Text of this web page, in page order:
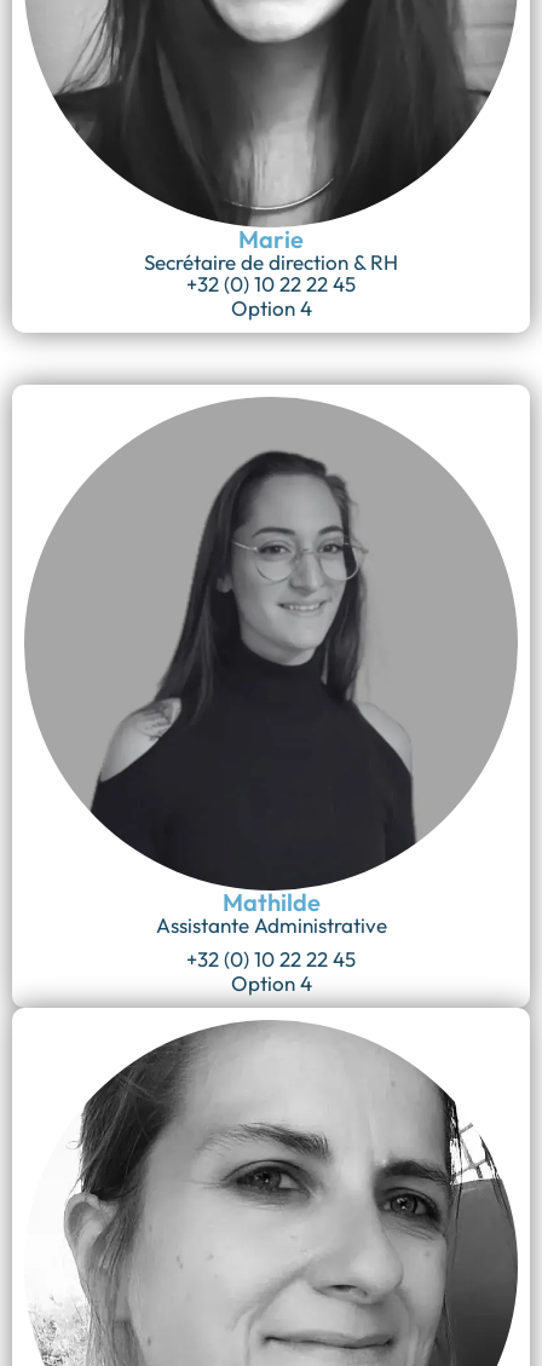
Marie
Secrétaire de direction & RH
+32 (0) 10 22 22 45
Option 4
Mathilde
Assistante Administrative
+32 (0) 10 22 22 45
Option 4